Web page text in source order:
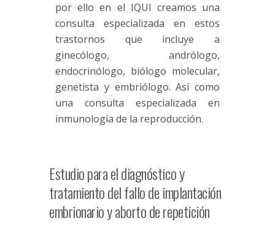
por ello en el IQUI creamos una
consulta especializada en estos
trastornos que incluye a
ginecólogo, andrólogo,
endocrinólogo, biólogo molecular,
genetista y embriólogo. Así como
una consulta especializada en
inmunología de la reproducción.
Estudio para el diagnóstico y
tratamiento del fallo de implantación
embrionario y aborto de repetición